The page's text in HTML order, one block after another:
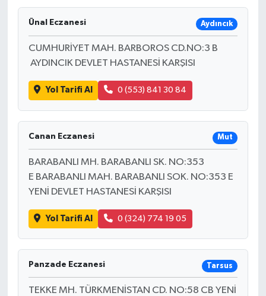
Ünal Eczanesi Aydıncık
CUMHURİYET MAH. BARBOROS CD.NO:3 B
AYDINCIK DEVLET HASTANESİ KARŞISI
Yol Tarifi Al 0 (553) 841 30 84
Canan Eczanesi Mut
BARABANLI MH. BARABANLI SK. NO:353
E BARABANLI MAH. BARABANLI SOK. NO:353 E
YENİ DEVLET HASTANESİ KARŞISI
Yol Tarifi Al 0 (324) 774 19 05
Panzade Eczanesi Tarsus
TEKKE MH. TÜRKMENİSTAN CD. NO:58 CB YENİ